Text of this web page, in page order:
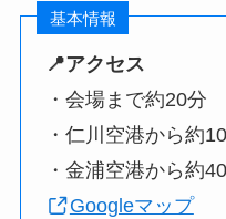
基本情報
📍アクセス
・会場まで約20分
・仁川空港から約
・金浦空港から約
Googleマップ